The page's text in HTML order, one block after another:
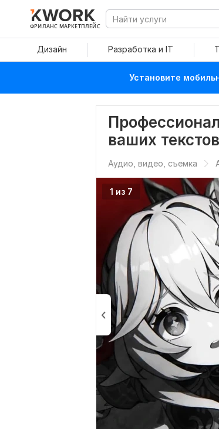
ФРИЛАНС МАРКЕТПЛЕЙС
Дизайн Разработка и IT
Установите
ваших текстов
Аудио, видео, съемка
1 из 7